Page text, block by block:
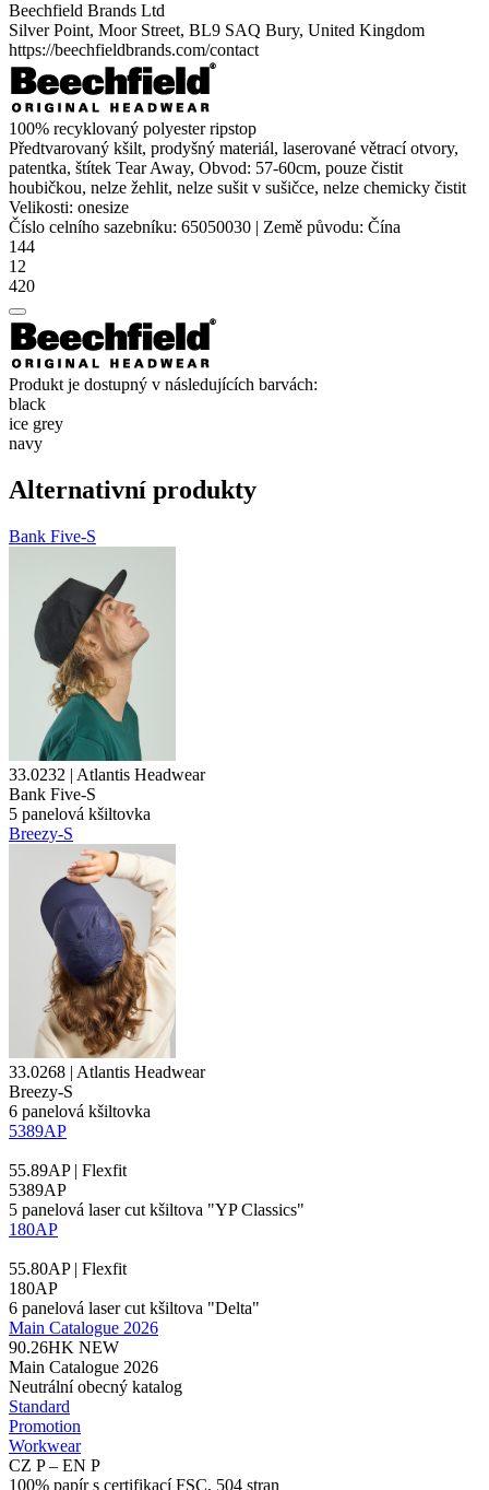
Beechfield Brands Ltd
Silver Point, Moor Street, BL9 SAQ Bury, United Kingdom
https://beechfieldbrands.com/contact
100% recyklovaný polyester ripstop
Předtvarovaný kšilt, prodyšný materiál, laserované větrací otvory,
patentka, štítek Tear Away, Obvod: 57-60cm, pouze čistit
houbičkou, nelze žehlit, nelze sušit v sušičce, nelze chemicky čistit
Velikosti: onesize
Číslo celního sazebníku: 65050030 | Země původu: Čína
144
12
420
Produkt je dostupný v následujících barvách:
black
ice grey
navy
Alternativní produkty
Bank Five-S
33.0232 | Atlantis Headwear
Bank Five-S
5 panelová kšiltovka
Breezy-S
33.0268 | Atlantis Headwear
Breezy-S
6 panelová kšiltovka
5389AP
55.89AP | Flexfit
5389AP
5 panelová laser cut kšiltova "YP Classics"
180AP
55.80AP | Flexfit
180AP
6 panelová laser cut kšiltova "Delta"
Main Catalogue 2026
90.26HK NEW
Main Catalogue 2026
Neutrální obecný katalog
Standard
Promotion
Workwear
CZ P – EN P
100% papír s certifikací FSC, 504 stran